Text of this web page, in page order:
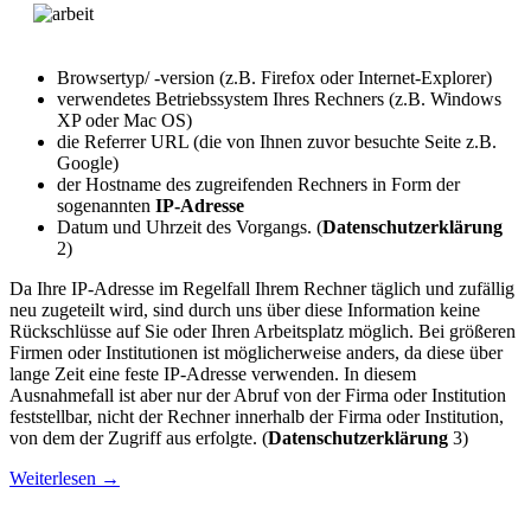
Browsertyp/ -version (z.B. Firefox oder Internet-Explorer)
verwendetes Betriebssystem Ihres Rechners (z.B. Windows
XP oder Mac OS)
die Referrer URL (die von Ihnen zuvor besuchte Seite z.B.
Google)
der Hostname des zugreifenden Rechners in Form der
sogenannten IP-Adresse
Datum und Uhrzeit des Vorgangs. (Datenschutzerklärung
2)
Da Ihre IP-Adresse im Regelfall Ihrem Rechner täglich und zufällig
neu zugeteilt wird, sind durch uns über diese Information keine
Rückschlüsse auf Sie oder Ihren Arbeitsplatz möglich. Bei größeren
Firmen oder Institutionen ist möglicherweise anders, da diese über
lange Zeit eine feste IP-Adresse verwenden. In diesem
Ausnahmefall ist aber nur der Abruf von der Firma oder Institution
feststellbar, nicht der Rechner innerhalb der Firma oder Institution,
von dem der Zugriff aus erfolgte. (Datenschutzerklärung 3)
Weiterlesen →